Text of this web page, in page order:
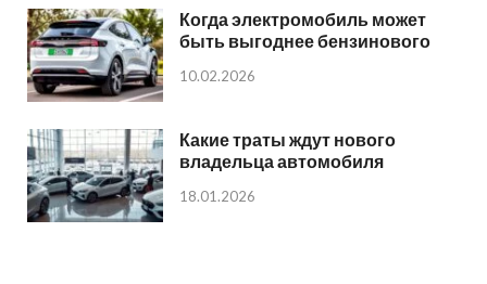
Когда электромобиль может
быть выгоднее бензинового
10.02.2026
Какие траты ждут нового
владельца автомобиля
18.01.2026